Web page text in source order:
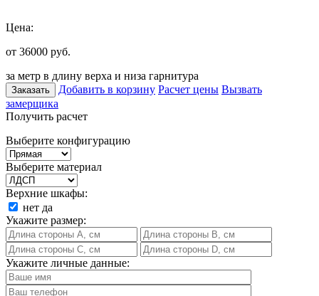
Цена:
от 36000 руб.
за метр в длину верха и низа гарнитура
Заказать Добавить в корзину Расчет цены Вызвать
замерщика
Получить расчет
Выберите конфигурацию
Выберите материал
Верхние шкафы:
нет да
Укажите размер:
Укажите личные данные: